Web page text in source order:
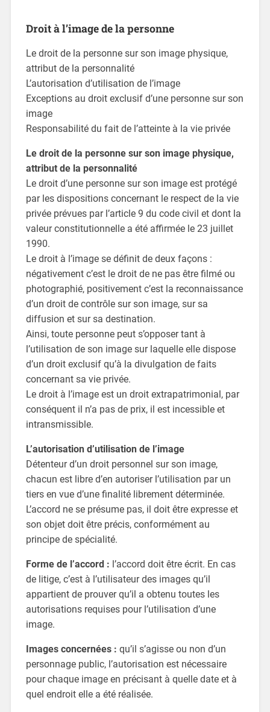
Droit à l’image de la personne
Le droit de la personne sur son image physique,
attribut de la personnalité
L’autorisation d’utilisation de l’image
Exceptions au droit exclusif d’une personne sur son
image
Responsabilité du fait de l’atteinte à la vie privée
Le droit de la personne sur son image physique,
attribut de la personnalité
Le droit d’une personne sur son image est protégé
par les dispositions concernant le respect de la vie
privée prévues par l’article 9 du code civil et dont la
valeur constitutionnelle a été affirmée le 23 juillet
1990.
Le droit à l’image se définit de deux façons :
négativement c’est le droit de ne pas être filmé ou
photographié, positivement c’est la reconnaissance
d’un droit de contrôle sur son image, sur sa
diffusion et sur sa destination.
Ainsi, toute personne peut s’opposer tant à
l’utilisation de son image sur laquelle elle dispose
d’un droit exclusif qu’à la divulgation de faits
concernant sa vie privée.
Le droit à l’image est un droit extrapatrimonial, par
conséquent il n’a pas de prix, il est incessible et
intransmissible.
L’autorisation d’utilisation de l’image
Détenteur d’un droit personnel sur son image,
chacun est libre d’en autoriser l’utilisation par un
tiers en vue d’une finalité librement déterminée.
L’accord ne se présume pas, il doit être expresse et
son objet doit être précis, conformément au
principe de spécialité.
Forme de l’accord : l’accord doit être écrit. En cas
de litige, c’est à l’utilisateur des images qu’il
appartient de prouver qu’il a obtenu toutes les
autorisations requises pour l’utilisation d’une
image.
Images concernées : qu’il s’agisse ou non d’un
personnage public, l’autorisation est nécessaire
pour chaque image en précisant à quelle date et à
quel endroit elle a été réalisée.